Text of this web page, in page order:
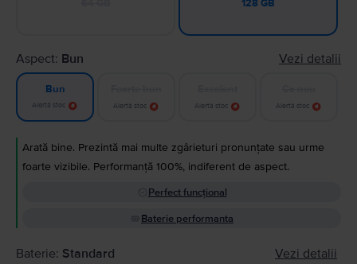
128 GB
Aspect: Bun Vezi detalii
Bun
Alertă stoc Alertă stoc Alertă stoc Alertă stoc
Arată bine. Prezintă mai multe zgârieturi pronunțate sau urme
foarte vizibile. Performanță 100%, indiferent de aspect.
Perfect funcțional
Baterie performanta
Baterie: Standard Vezi detalii